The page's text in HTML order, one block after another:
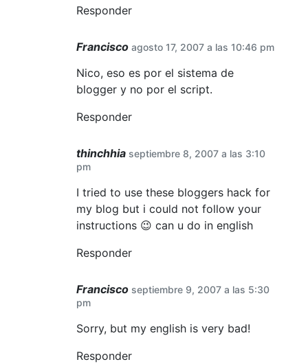
Responder
Francisco agosto 17, 2007 a las 10:46 pm
Nico, eso es por el sistema de
blogger y no por el script.
Responder
thinchhia septiembre 8, 2007 a las 3:10
pm
I tried to use these bloggers hack for
my blog but i could not follow your
instructions 😉 can u do in english
Responder
Francisco septiembre 9, 2007 a las 5:30
pm
Sorry, but my english is very bad!
Responder